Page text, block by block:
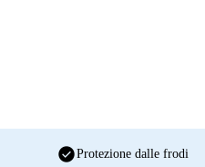
check_circleProtezione dalle frodi